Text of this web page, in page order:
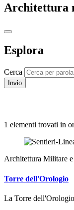
Architettura
Esplora
Cerca
Invio
1 elementi trovati in
Architettura Militare
Torre dell'Orologio
La Torre